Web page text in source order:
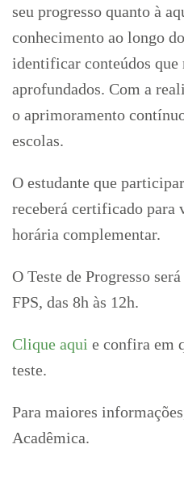
seu progresso quanto à
conhecimento ao longo
identificar conteúdos que
aprofundados. Com a
o aprimoramento
escolas.
O estudante que
receberá certificado para
horária complementar.
O Teste de Progresso
FPS, das 8h às 12h.
Clique aqui e confira em
teste.
Para maiores
Acadêmica.